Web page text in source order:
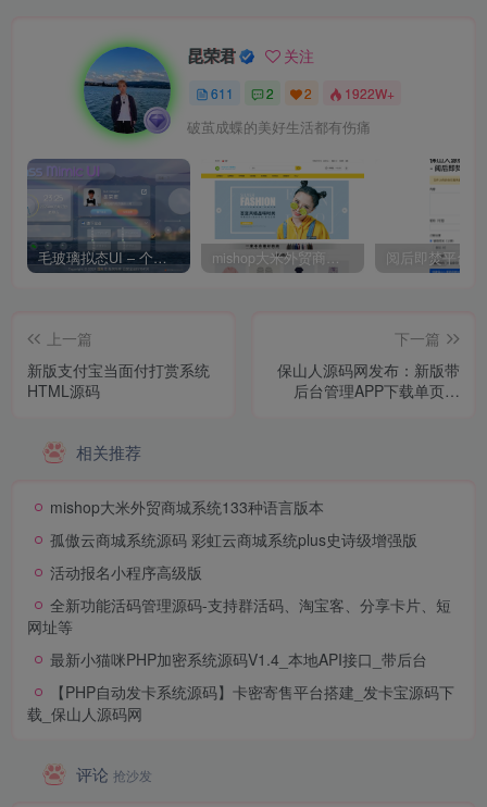
昆荣君 关注
611 2 2 1922W+
破茧成蝶的美好生活都有伤痛
毛玻璃拟态UI – 个人主页（开源版） mishop大米外贸商城系统133种语言版本
上一篇
新版支付宝当面付打赏系统
HTML源码
下一篇
保山人源码网发布：新版带
后台管理APP下载单页源
相关推荐
mishop大米外贸商城系统133种语言版本
孤傲云商城系统源码 彩虹云商城系统plus史诗级增强版
活动报名小程序高级版
全新功能活码管理源码-支持群活码、淘宝客、分享卡片、短
网址等
最新小猫咪PHP加密系统源码V1.4_本地API接口_带后台
【PHP自动发卡系统源码】卡密寄售平台搭建_发卡宝源码下
载_保山人源码网
评论 抢沙发